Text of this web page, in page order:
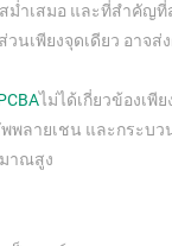
ำเสมอ และที่สำคัญ
นเพียงจุดเดียว อาจ
ไม่ได้เกี่ยวข้องเพี
พลายเชน และกระ
าณสูง